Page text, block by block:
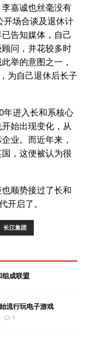
嘉诚也丝毫没有
开场合谈及退休计
告知媒体，自己
问，并花较多时
举的意图之一，
为自己退休后长子
年进入长和系核心
始出现变化，从
业。而近年来，
，这便被认为很
顺势接过了长和
开启了。
长江集团
成联盟
流行玩电子游戏
1